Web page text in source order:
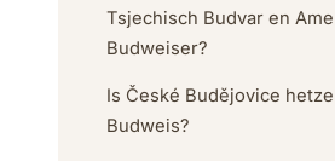
Tsjechisch Budvar en
Budweiser?
Is České Budějovice
Budweis?